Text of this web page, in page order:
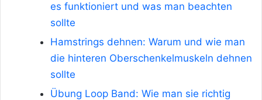
es funktioniert und was man beachten
sollte
Hamstrings dehnen: Warum und wie man
die hinteren Oberschenkelmuskeln dehnen
sollte
Übung Loop Band: Wie man sie richtig